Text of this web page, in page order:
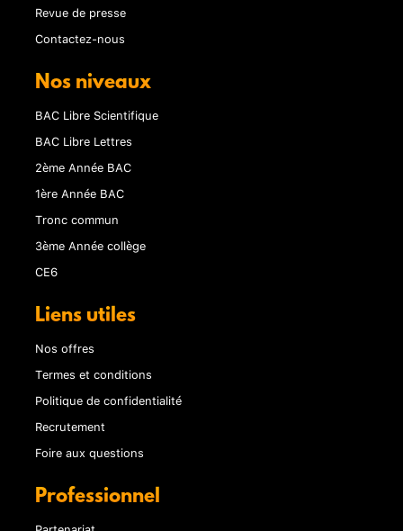
Revue de presse
Contactez-nous
Nos niveaux
BAC Libre Scientifique
BAC Libre Lettres
2ème Année BAC
1ère Année BAC
Tronc commun
3ème Année collège
CE6
Liens utiles
Nos offres
Termes et conditions
Politique de confidentialité
Recrutement
Foire aux questions
Professionnel